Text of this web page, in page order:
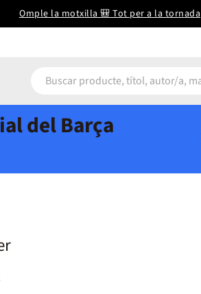
Omple la motxilla 🎒 Tot per a la tornada
del Barça